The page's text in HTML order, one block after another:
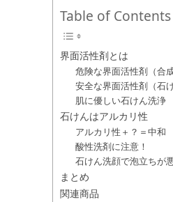
Table of Contents
界面活性剤とは
危険な界面活性剤（合
安全な界面活性剤（石け
肌に優しい石けん洗浄
石けんはアルカリ性
アルカリ性＋？＝中和
酸性洗剤に注意！
石けん洗顔で泡立ちが
まとめ
関連商品